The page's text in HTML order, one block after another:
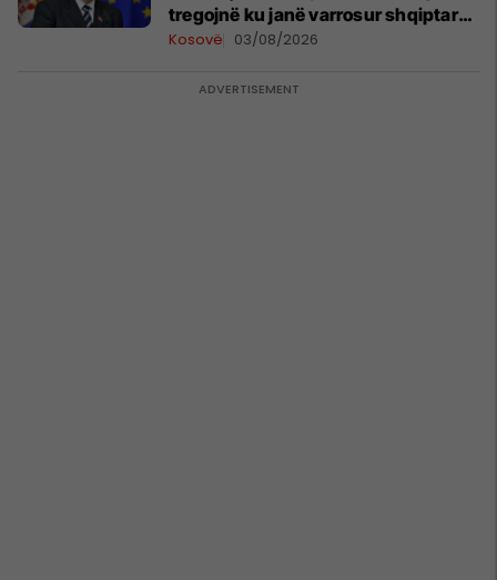
tregojnë ku janë varrosur shqiptarët
në Serbi
Kosovë 03/08/2026